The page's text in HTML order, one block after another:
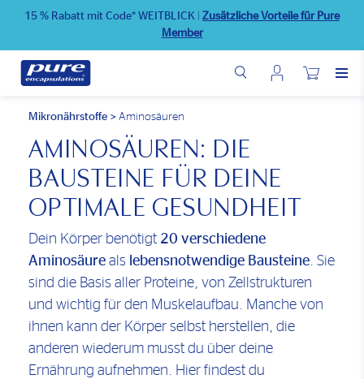
Direkt
Inhalt
15 % Rabatt mit Code* WEITBLICK
Zusätzliche Vorteile für Pure
Member
Wunschliste
Mikronährstoffe > Aminosäuren
AMINOSÄUREN: DIE
BAUSTEINE FÜR DEINE
OPTIMALE GESUNDHEIT
Dein Körper benötigt 20 verschiedene
Aminosäure als lebensnotwendige Bausteine. Sie
sind die Basis aller Proteine, von Zellstrukturen
und wichtig für den Muskelaufbau. Manche von
ihnen kann der Körper selbst herstellen, die
anderen wiederum musst du über deine
Ernährung aufnehmen. Hier findest du